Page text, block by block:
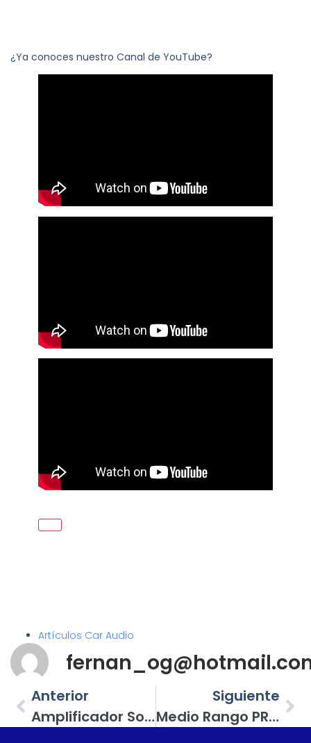
¿Ya conoces nuestro Canal de YouTube?
Artículos Car Audio
Anterior
Amplificador Sound Magus VS3500.1S; Entrega Hasta 3,500 Watts De Potencia RMS
Siguiente
Medio Rango PRV Audio, De 250 Watts Máximos